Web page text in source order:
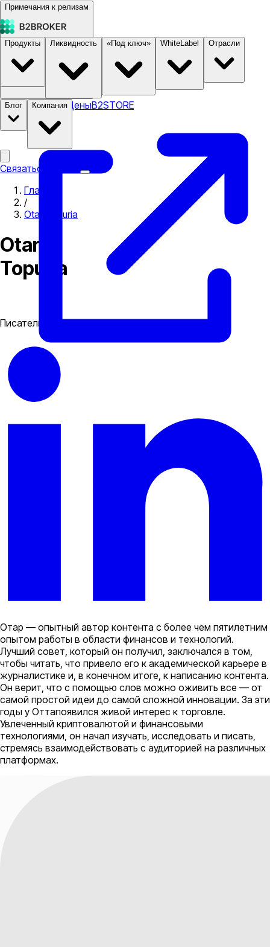
Примечания к релизам
Документация ЦеныB2STORE
Продукты Ликвидность «Под ключ» WhiteLabel Отрасли
Блог Компания
Связаться с нами
Главная
/
Otar Topuria
Otar
Topuria
Писатель
Отар — опытный автор контента с более чем пятилетним
опытом работы в области финансов и технологий.
Лучший совет, который он получил, заключался в том,
чтобы читать, что привело его к академической карьере в
журналистике и, в конечном итоге, к написанию контента.
Он верит, что с помощью слов можно оживить все — от
самой простой идеи до самой сложной инновации. За эти
годы у Оттапоявился живой интерес к торговле.
Увлеченный криптовалютой и финансовыми
технологиями, он начал изучать, исследовать и писать,
стремясь взаимодействовать с аудиторией на различных
платформах.